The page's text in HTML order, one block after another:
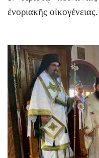
ἐνοριακῆς οἰκογένειας.